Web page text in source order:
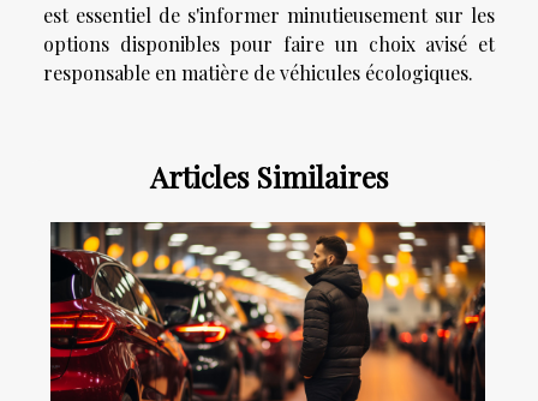
est essentiel de s'informer minutieusement sur les
options disponibles pour faire un choix avisé et
responsable en matière de véhicules écologiques.
Articles Similaires